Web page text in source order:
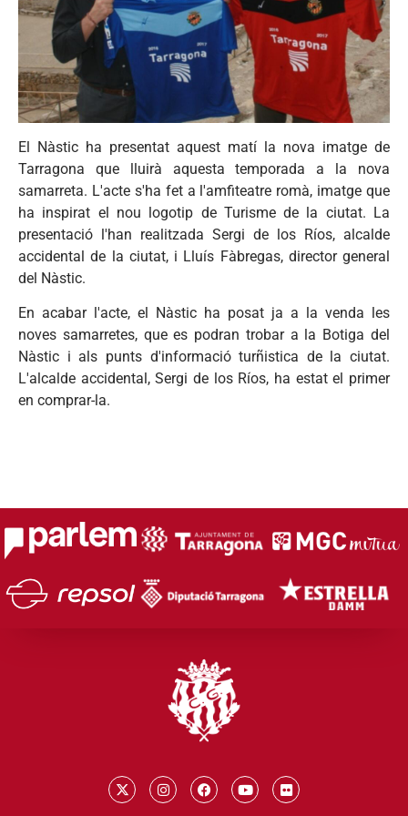
El Nàstic ha presentat aquest matí la nova imatge de
Tarragona que lluirà aquesta temporada a la nova
samarreta. L'acte s'ha fet a l'amfiteatre romà, imatge que
ha inspirat el nou logotip de Turisme de la ciutat. La
presentació l'han realitzada Sergi de los Ríos, alcalde
accidental de la ciutat, i Lluís Fàbregas, director general
del Nàstic.
En acabar l'acte, el Nàstic ha posat ja a la venda les
noves samarretes, que es podran trobar a la Botiga del
Nàstic i als punts d'informació turñistica de la ciutat.
L'alcalde accidental, Sergi de los Ríos, ha estat el primer
en comprar-la.